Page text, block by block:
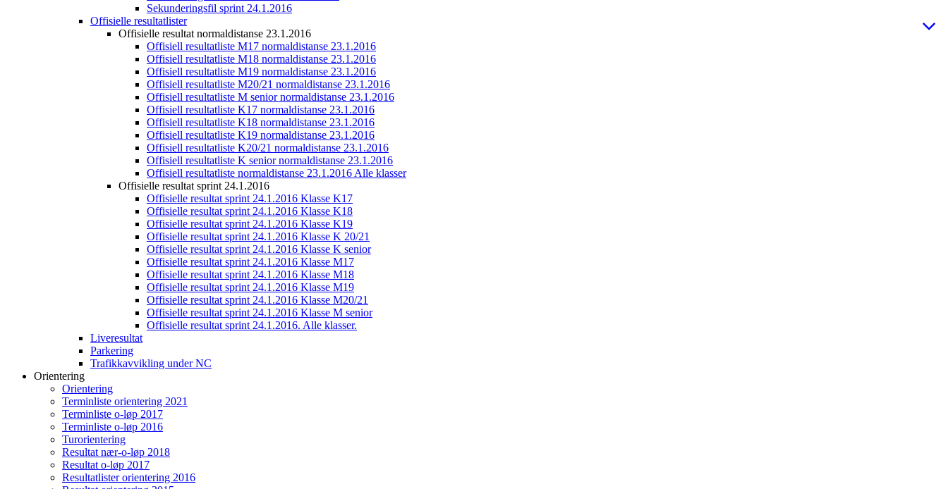
Sekunderingsfil sprint 24.1.2016
Offisielle resultatlister
Offisielle resultat normaldistanse 23.1.2016
Offisiell resultatliste M17 normaldistanse 23.1.2016
Offisiell resultatliste M18 normaldistanse 23.1.2016
Offisiell resultatliste M19 normaldistanse 23.1.2016
Offisiell resultatliste M20/21 normaldistanse 23.1.2016
Offisiell resultatliste M senior normaldistanse 23.1.2016
Offisiell resultatliste K17 normaldistanse 23.1.2016
Offisiell resultatliste K18 normaldistanse 23.1.2016
Offisiell resultatliste K19 normaldistanse 23.1.2016
Offisiell resultatliste K20/21 normaldistanse 23.1.2016
Offisiell resultatliste K senior normaldistanse 23.1.2016
Offisiell resultatliste normaldistanse 23.1.2016 Alle klasser
Offisielle resultat sprint 24.1.2016
Offisielle resultat sprint 24.1.2016 Klasse K17
Offisielle resultat sprint 24.1.2016 Klasse K18
Offisielle resultat sprint 24.1.2016 Klasse K19
Offisielle resultat sprint 24.1.2016 Klasse K 20/21
Offisielle resultat sprint 24.1.2016 Klasse K senior
Offisielle resultat sprint 24.1.2016 Klasse M17
Offisielle resultat sprint 24.1.2016 Klasse M18
Offisielle resultat sprint 24.1.2016 Klasse M19
Offisielle resultat sprint 24.1.2016 Klasse M20/21
Offisielle resultat sprint 24.1.2016 Klasse M senior
Offisielle resultat sprint 24.1.2016. Alle klasser.
Liveresultat
Parkering
Trafikkavvikling under NC
Orientering
Orientering
Terminliste orientering 2021
Terminliste o-løp 2017
Terminliste o-løp 2016
Turorientering
Resultat nær-o-løp 2018
Resultat o-løp 2017
Resultatlister orientering 2016